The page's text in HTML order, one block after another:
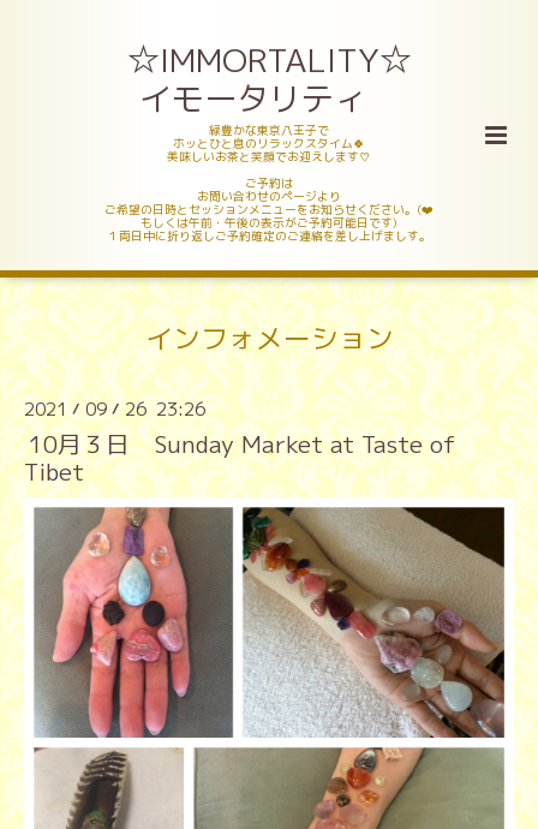
☆IMMORTALITY☆
イモータリティ
緑豊かな東京八王子で
ホッとひと息のリラックスタイム🍀
美味しいお茶と笑顔でお迎えします♡
ご予約は
お問い合わせのページより
ご希望の日時とセッションメニューをお知らせください。(❤️
もしくは午前・午後の表示がご予約可能日です)
１両日中に折り返しご予約確定のご連絡を差し上げましす。
インフォメーション
2021 /09 /26 23:26
10月３日 Sunday Market at Taste of
Tibet